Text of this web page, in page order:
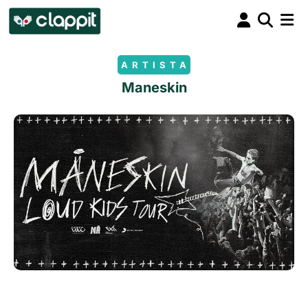
ARTISTA
Maneskin